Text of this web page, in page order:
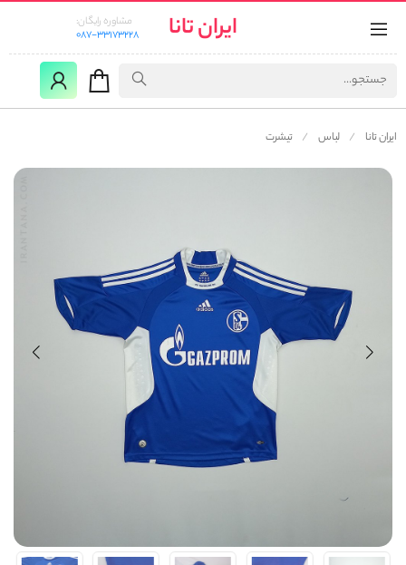
ایران تانا
مشاوره رایگان:
087-33173228
ایران تانا لباس تیشرت